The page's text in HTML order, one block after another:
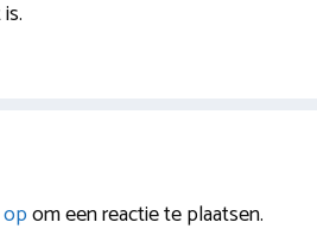
om een reactie te plaatsen.